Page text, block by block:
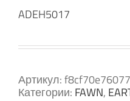
ADEH5017
Артикул:f8cf70e76077
Категории: FAWN,